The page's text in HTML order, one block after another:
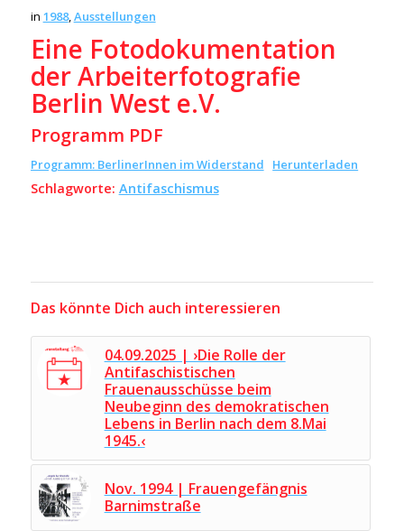
in 1988,Ausstellungen
Eine Fotodokumentation
der Arbeiterfotografie
Berlin West e.V.
Programm PDF
Programm: BerlinerInnen im Widerstand Herunterladen
Schlagworte: Antifaschismus
Das könnte Dich auch interessieren
04.09.2025 | ›Die Rolle der
Antifaschistischen
Frauenausschüsse beim
Neubeginn des demokratischen
Lebens in Berlin nach dem 8.Mai
1945.‹
Nov. 1994 | Frauengefängnis
Barnimstraße